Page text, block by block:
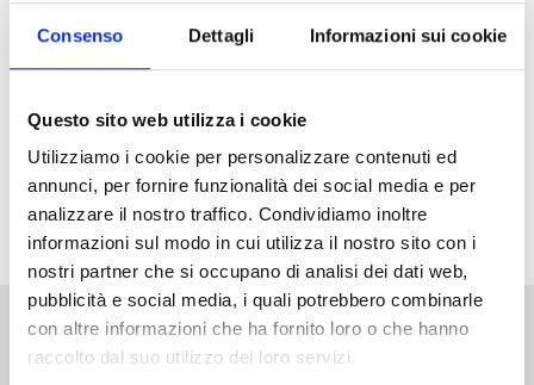
Consenso Dettagli Informazioni sui cookie
Questo sito web utilizza i cookie
Utilizziamo i cookie per personalizzare contenuti ed
annunci, per fornire funzionalità dei social media e per
analizzare il nostro traffico. Condividiamo inoltre
informazioni sul modo in cui utilizza il nostro sito con i
nostri partner che si occupano di analisi dei dati web,
pubblicità e social media, i quali potrebbero combinarle
con altre informazioni che ha fornito loro o che hanno
raccolto dal suo utilizzo dei loro servizi.
Shonen Jump, vincitore del primo premio ai Next
Non perdetevi il primo volume di
versione Limited Edition, con una variant cover
arricchita da dettagli in oro e uno splendito standee
acrilico in allegato!
Altri volumi della serie